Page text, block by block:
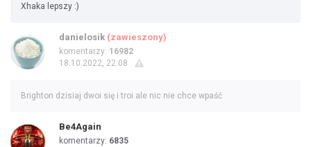
Xhaka lepszy :)
danielosik (zawieszony)
komentarzy: 16982
18.10.2022, 22:08
Brighton dzisiaj dwoi się i troi ale nic nie chce wpaść
Be4Again
komentarzy: 6835